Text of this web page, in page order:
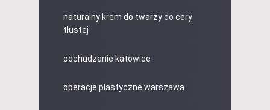
naturalny krem do twarzy do cery
tłustej
odchudzanie katowice
operacje plastyczne warszawa